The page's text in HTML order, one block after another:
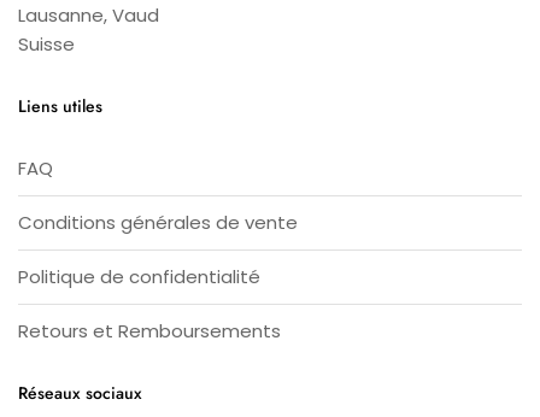
Lausanne,Vaud
Suisse
Liens utiles
FAQ
Conditions générales de vente
Politique de confidentialité
Retours et Remboursements
Réseaux sociaux